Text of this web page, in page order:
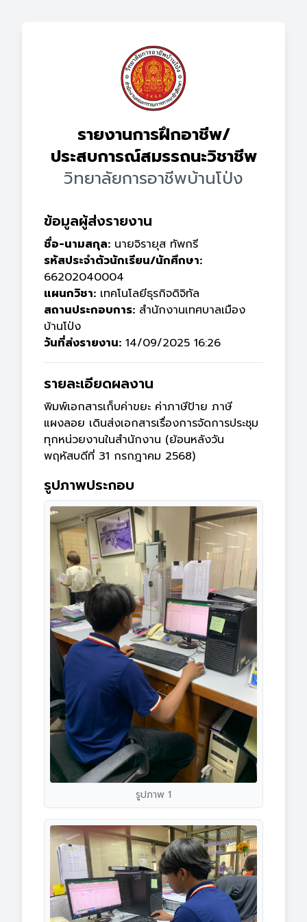
รายงานการฝึกอาชีพ/
ประสบการณ์สมรรถนะวิชาชีพ
วิทยาลัยการอาชีพบ้านโป่ง
ข้อมูลผู้ส่งรายงาน
ชื่อ-นามสกุล: นายจิรายุส ทัพกรี
รหัสประจำตัวนักเรียน/นักศึกษา:
66202040004
แผนกวิชา: เทคโนโลยีธุรกิจดิจิทัล
สถานประกอบการ: สำนักงานเทศบาลเมือง
บ้านโป่ง
วันที่ส่งรายงาน: 14/09/2025 16:26
รายละเอียดผลงาน
พิมพ์เอกสารเก็บค่าขยะ ค่าภาษีป้าย ภาษี
แผงลอย เดินส่งเอกสารเรื่องการจัดการประชุม
ทุกหน่วยงานในสำนักงาน (ย้อนหลังวัน
พฤหัสบดีที่ 31 กรกฎาคม 2568)
รูปภาพประกอบ
รูปภาพ 1